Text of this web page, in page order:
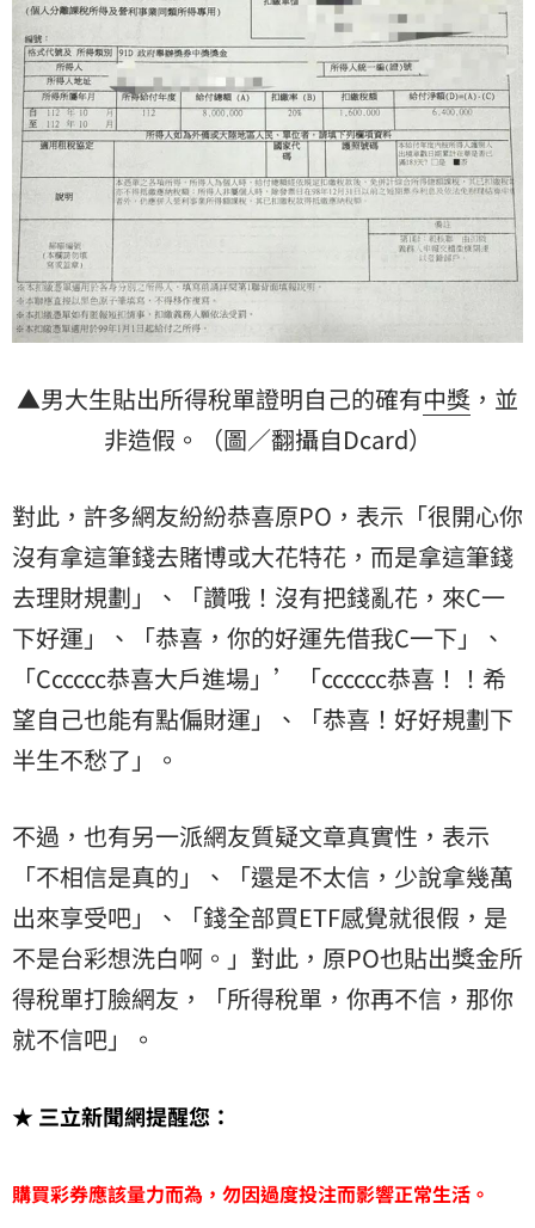
▲男大生貼出所得稅單證明自己的確有中獎 ，並
非造假。（圖／翻攝自Dcard）
對此，許多網友紛紛恭喜原PO，表示「很開心你
沒有拿這筆錢去賭博或大花特花，而是拿這筆錢
去理財規劃」、「讚哦！沒有把錢亂花，來C一
下好運」、「恭喜，你的好運先借我C一下」、
「Cccccc恭喜大戶進場」’「cccccc恭喜！！希
望自己也能有點偏財運」、「恭喜！好好規劃下
半生不愁了」。
不過，也有另一派網友質疑文章真實性，表示
「不相信是真的」、「還是不太信，少說拿幾萬
出來享受吧」、「錢全部買ETF感覺就很假，是
不是台彩想洗白啊。」對此，原PO也貼出獎金所
得稅單打臉網友，「所得稅單，你再不信，那你
就不信吧」。
★ 三立新聞網提醒您：
購買彩券應該量力而為，勿因過度投注而影響正常生活。